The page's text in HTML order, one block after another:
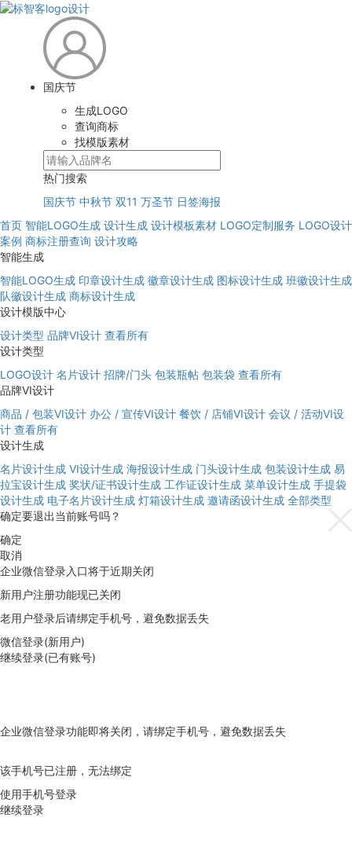
国庆节
生成LOGO
查询商标
找模版素材
热门搜索
国庆节 中秋节 双11 万圣节 日签海报
首页 智能LOGO生成 设计生成 设计模板素材 LOGO定制服务 LOGO设计
案例 商标注册查询 设计攻略
智能生成
智能LOGO生成 印章设计生成 徽章设计生成 图标设计生成 班徽设计生成
队徽设计生成 商标设计生成
设计模版中心
设计类型 品牌VI设计 查看所有
设计类型
LOGO设计 名片设计 招牌/门头 包装瓶帖 包装袋 查看所有
品牌VI设计
商品 / 包装VI设计 办公 / 宣传VI设计 餐饮 / 店铺VI设计 会议 / 活动VI设
计 查看所有
设计生成
名片设计生成 VI设计生成 海报设计生成 门头设计生成 包装设计生成 易
拉宝设计生成 奖状/证书设计生成 工作证设计生成 菜单设计生成 手提袋
设计生成 电子名片设计生成 灯箱设计生成 邀请函设计生成 全部类型
确定要退出当前账号吗？
确定
取消
企业微信登录入口将于近期关闭
新用户注册功能现已关闭
老用户登录后请绑定手机号，避免数据丢失
微信登录(新用户)
继续登录(已有账号)
企业微信登录功能即将关闭，请绑定手机号，避免数据丢失
该手机号已注册，无法绑定
使用手机号登录
继续登录